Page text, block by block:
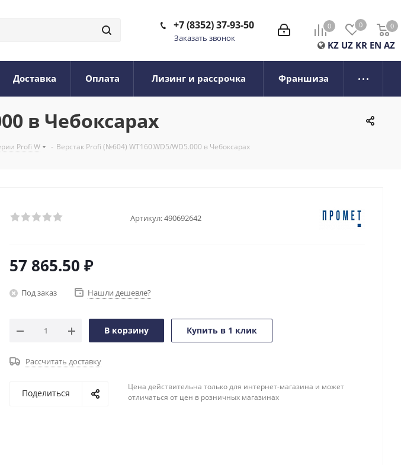
0 0 0
0
KZ UZ KR EN AZ
+7 (8352) 37-93-50
Заказать звонок
Доставка Оплата Лизинг и рассрочка Франшиза
в Чебоксарах
Profi W - Верстак Profi (№604) WT160.WD5/WD5.000 в Чебоксарах
Артикул:490692642
57 865.50 ₽
Под заказ Нашли дешевле?
В корзину Купить в 1 клик
Рассчитать доставку
Поделиться
Цена действительна только для интернет-магазина и может
отличаться от цен в розничных магазинах